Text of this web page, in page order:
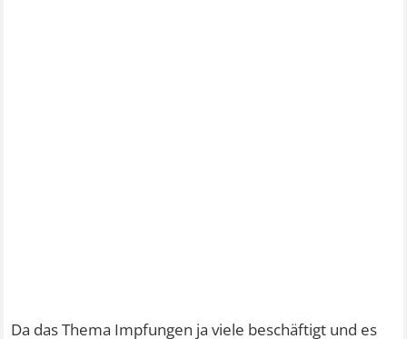
Da das Thema Impfungen ja viele beschäftigt und es